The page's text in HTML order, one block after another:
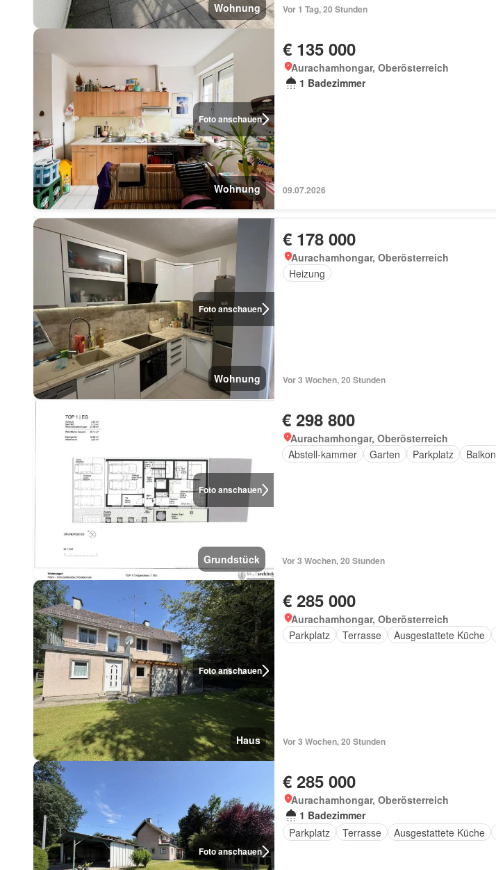
Wohnung Vor 1 Tag, 20 Stunden
Foto anschauen
Wohnung
€ 135 000
Aurachamhongar, Oberösterreich
1 Badezimmer
09.07.2026
Foto anschauen
Wohnung
€ 178 000
Aurachamhongar, Oberösterreich
Heizung
Vor 3 Wochen, 20 Stunden
Foto anschauen
Grundstück
€ 298 800
Aurachamhongar, Oberösterreich
Abstell-kammer
Garten Parkplatz Balkon
Vor 3 Wochen, 20 Stunden
Foto anschauen
Haus
€ 285 000
Aurachamhongar, Oberösterreich
Parkplatz
Terrasse Ausgestattete Küche
Vor 3 Wochen, 20 Stunden
Foto anschauen
€ 285 000
Aurachamhongar, Oberösterreich
1 Badezimmer
Parkplatz
Terrasse Ausgestattete Küche